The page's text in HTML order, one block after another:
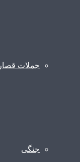
جملات قصار
جنگی